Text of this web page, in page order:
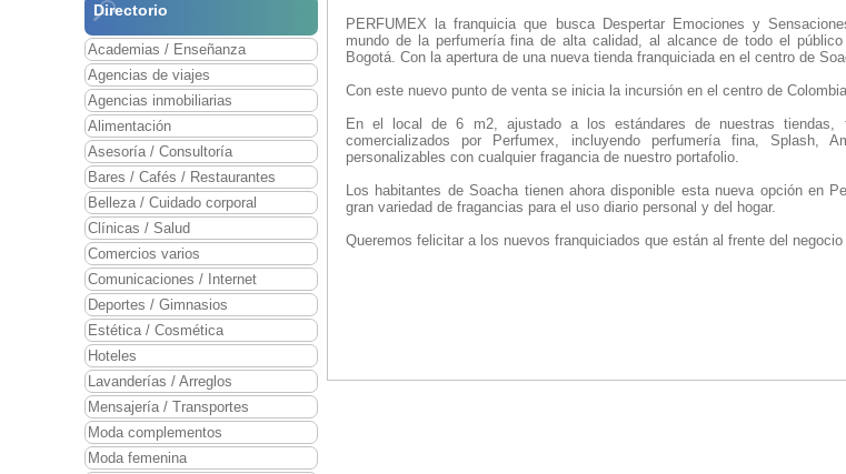
Directorio
Academias / Enseñanza
Agencias de viajes
Agencias inmobiliarias
Alimentación
Asesoría / Consultoría
Bares / Cafés / Restaurantes
Belleza / Cuidado corporal
Clínicas / Salud
Comercios varios
Comunicaciones / Internet
Deportes / Gimnasios
Estética / Cosmética
Hoteles
Lavanderías / Arreglos
Mensajería / Transportes
Moda complementos
Moda femenina
PERFUMEX la franquicia que busca Despertar Emociones y
mundo de la perfumería fina de alta calidad, al alcance de todo el
Bogotá. Con la apertura de una nueva tienda franquiciada en el centro de
Con este nuevo punto de venta se inicia la incursión en el centro de
En el local de 6 m2, ajustado a los estándares de nuestras tiendas,
comercializados por Perfumex, incluyendo perfumería fina, Splash,
personalizables con cualquier fragancia de nuestro portafolio.
Los habitantes de Soacha tienen ahora disponible esta nueva opción en
gran variedad de fragancias para el uso diario personal y del hogar.
Queremos felicitar a los nuevos franquiciados que están al frente del